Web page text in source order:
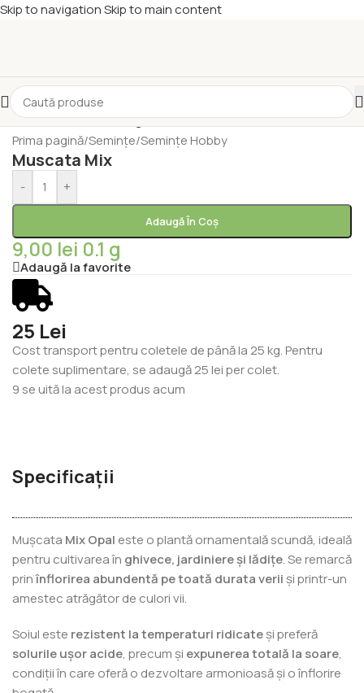
Skip to navigationSkip to main content
Prima pagină/Semințe/Semințe Hobby
Muscata Mix
- +
Adaugă În Coș
9,00 lei 0.1 g
Adaugă la favorite
25 Lei
Cost transport pentru coletele de până la 25 kg. Pentru
colete suplimentare, se adaugă 25 lei per colet.
9 se uită la acest produs acum
Specificații
Mușcata Mix Opal este o plantă ornamentală scundă, ideală
pentru cultivarea în ghivece, jardiniere și lădițe. Se remarcă
prinînflorirea abundentă pe toată durata verii și printr-un
amestec atrăgător de culori vii.
Soiul este rezistent la temperaturi ridicateși preferă
solurile ușor acide, precum și expunerea totală la soare,
condiții în care oferă o dezvoltare armonioasă și o înflorire